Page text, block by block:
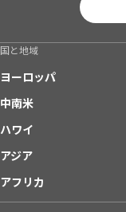
国と地域
ヨーロッパ
中南米
ハワイ
アジア
アフリカ